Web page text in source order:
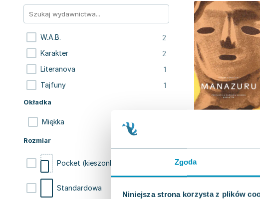
Zgoda
Niniejsza strona korzysta z plików
W.A.B. 2
Karakter 2
Literanova 1
Tajfuny 1
Okładka
Miękka
Rozmiar
Pocket (kieszonkowa)
Standardowa